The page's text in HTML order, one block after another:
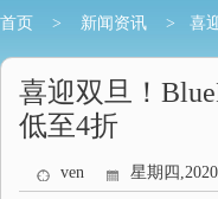
首页 > 新闻资讯 > 喜迎
喜迎双旦！
低至4折
ven 星期四